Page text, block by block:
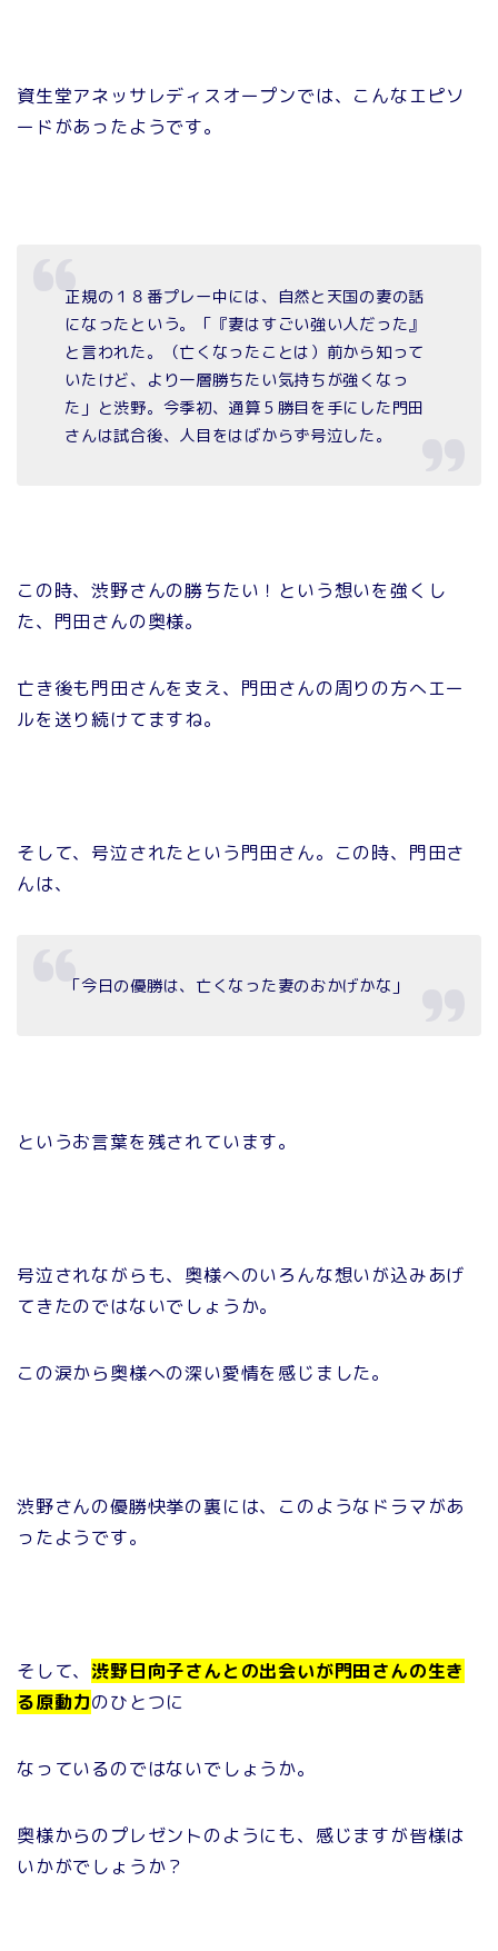
資生堂アネッサレディスオープンでは、こんなエピソ
ードがあったようです。
正規の１８番プレー中には、自然と天国の妻の話
になったという。「『妻はすごい強い人だった』
と言われた。（亡くなったことは）前から知って
いたけど、より一層勝ちたい気持ちが強くなっ
た」と渋野。今季初、通算５勝目を手にした門田
さんは試合後、人目をはばからず号泣した。
この時、渋野さんの勝ちたい！という想いを強くし
た、門田さんの奥様。
亡き後も門田さんを支え、門田さんの周りの方へエー
ルを送り続けてますね。
そして、号泣されたという門田さん。この時、門田さ
んは、
「今日の優勝は、亡くなった妻のおかげかな」
というお言葉を残されています。
号泣されながらも、奥様へのいろんな想いが込みあげ
てきたのではないでしょうか。
この涙から奥様への深い愛情を感じました。
渋野さんの優勝快挙の裏には、このようなドラマがあ
ったようです。
そして、 渋野日向子さんとの出会いが門田さんの生き
る原動力のひとつに
なっているのではないでしょうか。
奥様からのプレゼントのようにも、感じますが皆様は
いかがでしょうか？